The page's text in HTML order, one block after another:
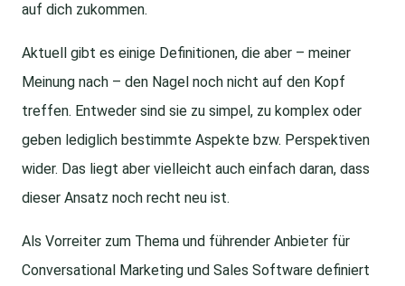
auf dich zukommen.
Aktuell gibt es einige Definitionen, die aber – meiner
Meinung nach – den Nagel noch nicht auf den Kopf
treffen. Entweder sind sie zu simpel, zu komplex oder
geben lediglich bestimmte Aspekte bzw. Perspektiven
wider. Das liegt aber vielleicht auch einfach daran, dass
dieser Ansatz noch recht neu ist.
Als Vorreiter zum Thema und führender Anbieter für
Conversational Marketing und Sales Software definiert